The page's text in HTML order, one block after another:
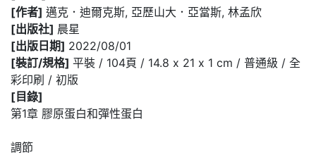
[作者] 邁克．迪爾克斯, 亞歷山大．亞當斯, 林孟欣
[出版社] 晨星
[出版日期] 2022/08/01
[裝訂/規格] 平裝 / 104頁 / 14.8 x 21 x 1 cm / 普通級 / 全
彩印刷 / 初版
[目錄]
第1章 膠原蛋白和彈性蛋白
調節